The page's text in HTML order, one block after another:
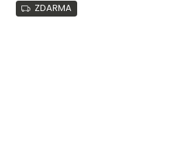
ZDARMA